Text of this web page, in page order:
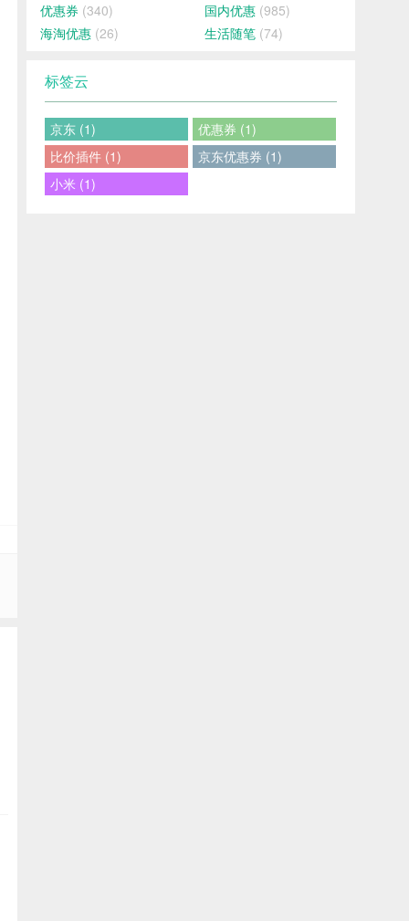
优惠券 (340) 国内优惠 (985)
海淘优惠 (26) 生活随笔 (74)
标签云
京东 (1)
优惠券 (1)
比价插件 (1)
京东优惠券 (1)
小米 (1)